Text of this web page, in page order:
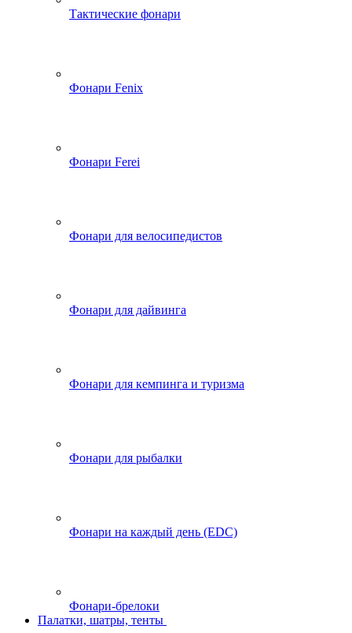
Тактические фонари
Фонари Fenix
Фонари Ferei
Фонари для велосипедистов
Фонари для дайвинга
Фонари для кемпинга и туризма
Фонари для рыбалки
Фонари на каждый день (EDC)
Фонари-брелоки
Палатки, шатры, тенты